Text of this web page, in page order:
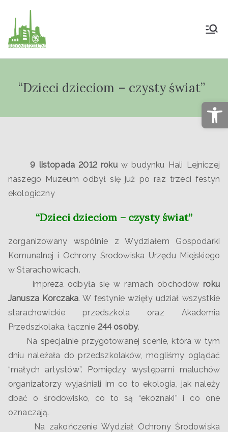
Muzeum Przyrody
"Ekomuzeum" im.
Jana Pazdura
“Dzieci dzieciom – czysty świat”
9 listopada 2012 rokuw budynku Hali Lejniczej
naszego Muzeum odbył się już po raz trzeci festyn
ekologiczny
“Dzieci dzieciom – czysty świat”
zorganizowany wspólnie z Wydziałem Gospodarki
Komunalnej i Ochrony Środowiska Urzędu Miejskiego
w Starachowicach.
Impreza odbyła się w ramach obchodów roku
Janusza Korczaka. W festynie wzięły udział wszystkie
starachowickie przedszkola oraz Akademia
Przedszkolaka, łącznie 244 osoby.
Na specjalnie przygotowanej scenie, która w tym
dniu należała do przedszkolaków, mogliśmy oglądać
“małych artystów”. Pomiędzy występami maluchów
organizatorzy wyjaśniali im co to ekologia, jak należy
dbać o środowisko, co to są “ekoznaki” i co one
oznaczają.
Na zakończenie Wydział Ochrony Środowiska